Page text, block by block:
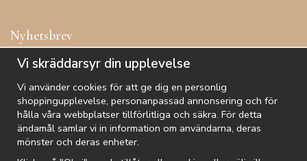
Nyhetsbrev
Få inspiration, förtur till kampanjer, specialerbjudanden och
De uppgifter du matar in kommer endast användas till våra nyhetsbrev.
Vi skräddarsyr din upplevelse
Vi använder cookies för att ge dig en personlig
shoppingupplevelse, personanpassad annonsering och för
hålla våra webbplatser tillförlitliga och säkra. För detta
ändamål samlar vi in information om användarna, deras
mönster och deras enheter.